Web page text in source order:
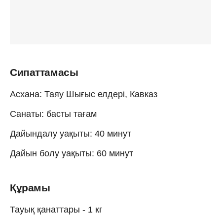
Сипаттамасы
Асхана: Таяу Шығыс елдері, Кавказ
Санаты: басты тағам
Дайындалу уақыты: 40 минут
Дайын болу уақыты: 60 минут
Құрамы
Тауық қанаттары - 1 кг